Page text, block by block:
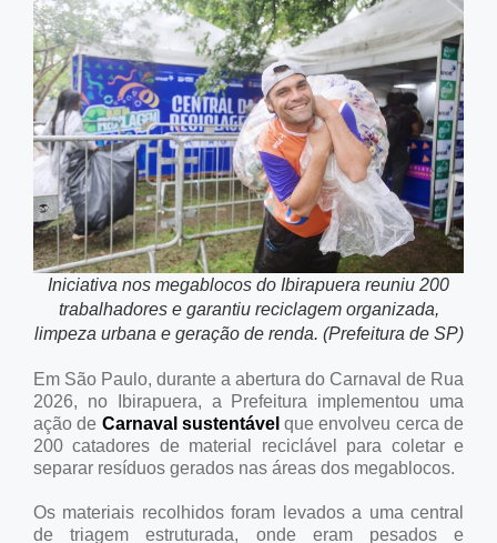
Iniciativa nos megablocos do Ibirapuera reuniu 200
trabalhadores e garantiu reciclagem organizada,
limpeza urbana e geração de renda. (Prefeitura de SP)
Em São Paulo, durante a abertura do Carnaval de Rua
2026, no Ibirapuera, a Prefeitura implementou uma
ação de Carnaval sustentável que envolveu cerca de
200 catadores de material reciclável para coletar e
separar resíduos gerados nas áreas dos megablocos.
Os materiais recolhidos foram levados a uma central
de triagem estruturada, onde eram pesados e